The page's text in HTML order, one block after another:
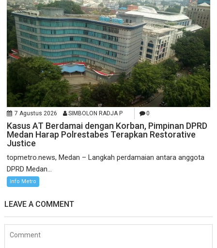
7 Agustus 2026 SIMBOLON RADJA P 0
Kasus AT Berdamai dengan Korban, Pimpinan DPRD
Medan Harap Polrestabes Terapkan Restorative
Justice
topmetro.news, Medan – Langkah perdamaian antara anggota
DPRD Medan...
Info Metro
LEAVE A COMMENT